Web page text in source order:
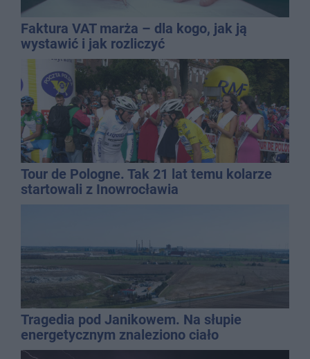
Faktura VAT marża – dla kogo, jak ją
wystawić i jak rozliczyć
Tour de Pologne. Tak 21 lat temu kolarze
startowali z Inowrocławia
Tragedia pod Janikowem. Na słupie
energetycznym znaleziono ciało
mężczyzny